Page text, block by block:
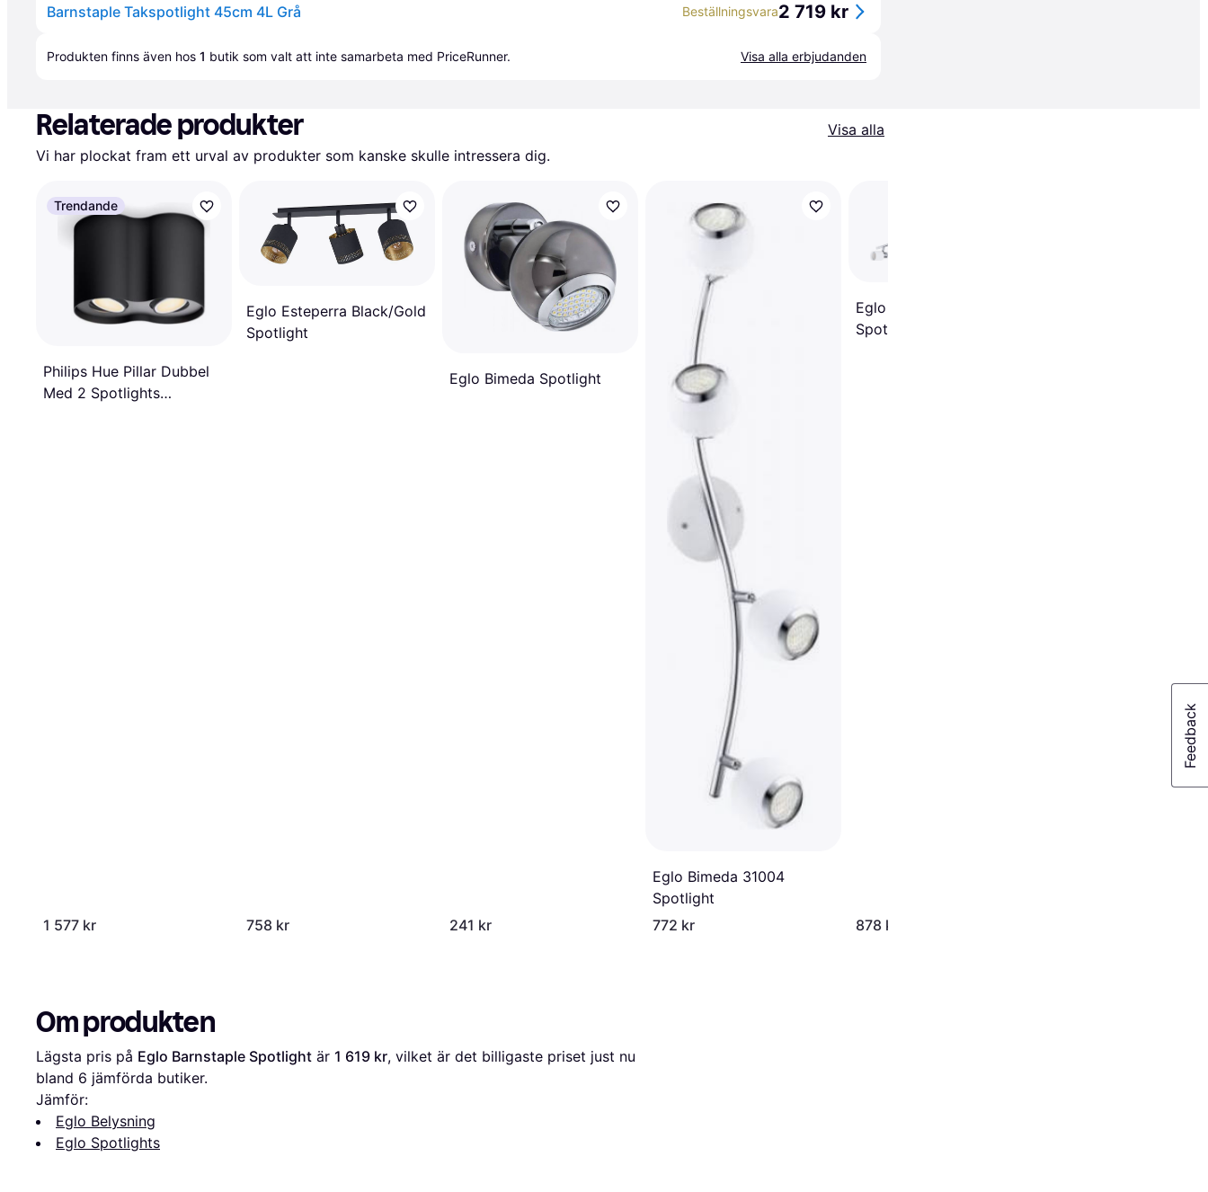
Barnstaple Takspotlight 45cm 4L Grå Beställningsvara2 719 kr
Produkten finns även hos 1 butik som valt att inte samarbeta med PriceRunner. Visa alla erbjudanden
Relaterade produkter
Visa alla
Vi har plockat fram ett urval av produkter som kanske skulle intressera dig.
Trendande
Philips Hue Pillar Dubbel
Med 2 Spotlights
1 577 kr
Eglo Esteperra Black/Gold
Spotlight
758 kr
Eglo Bimeda Spotlight
241 kr
Eglo Bimeda 31004
Spotlight
772 kr
Eglo Davida 92087
Spotlight
878 kr
Om produkten
Lägsta pris på Eglo Barnstaple Spotlight är 1 619 kr, vilket är det billigaste priset just nu
bland 6 jämförda butiker.
Jämför:
Eglo Belysning
Eglo Spotlights